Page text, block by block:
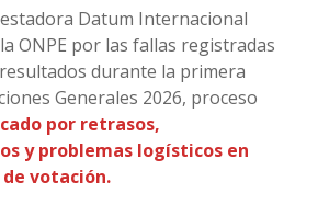
Datum Internacional
ONPE por las fallas registradas
durante la primera
Generales 2026, proceso
por retrasos,
y problemas logísticos en
votación.